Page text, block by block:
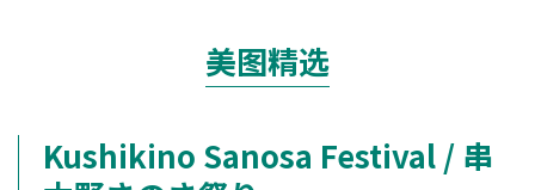
美图精选
Kushikino Sanosa Festival / 串